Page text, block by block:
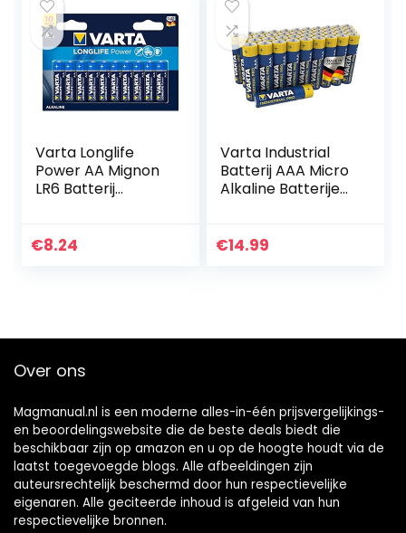
Varta Longlife
Power AA Mignon
LR6 Batterij
Batterijideaal voor
€8.24
Varta Industrial
Batterij AAA Micro
Alkaline Batterijen
milieuvriendelijke
€14.99
Over ons
Magmanual.nl is een moderne alles-in-één prijsvergelijkings-
en beoordelingswebsite die de beste deals biedt die
beschikbaar zijn op amazon en u op de hoogte houdt via de
laatst toegevoegde blogs. Alle afbeeldingen zijn
auteursrechtelijk beschermd door hun respectievelijke
eigenaren. Alle geciteerde inhoud is afgeleid van hun
respectievelijke bronnen.